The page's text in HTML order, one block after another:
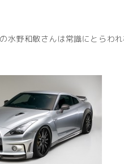
水野和敏さんは常識にとらわ